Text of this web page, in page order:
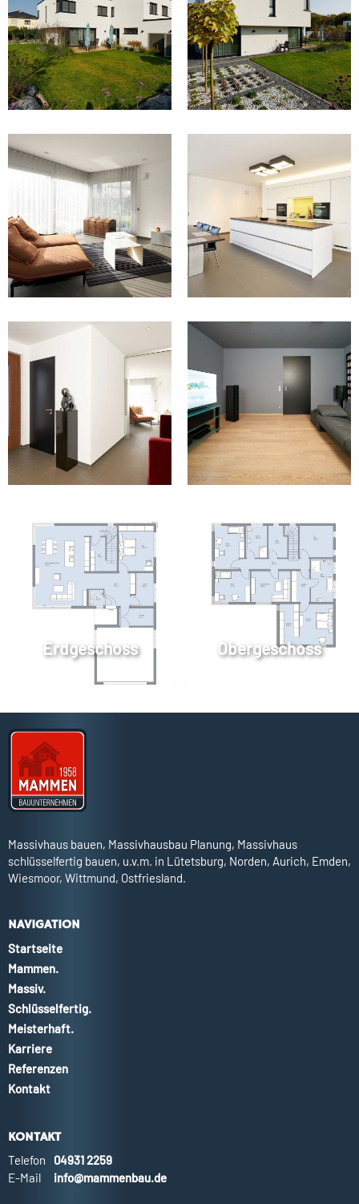
Erdgeschoss Obergeschoss
Massivhaus bauen, Massivhausbau Planung, Massivhaus
schlüsselfertig bauen, u.v.m. in Lütetsburg, Norden, Aurich, Emden,
Wiesmoor, Wittmund, Ostfriesland.
NAVIGATION
Startseite
Mammen.
Massiv.
Schlüsselfertig.
Meisterhaft.
Karriere
Referenzen
Kontakt
KONTAKT
Telefon
04931 2259
E-Mail
info@mammenbau.de